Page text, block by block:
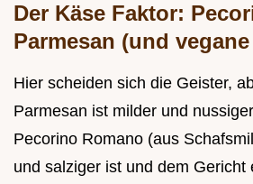
Der Käse Faktor:
Parmesan (und
Hier scheiden sich die Geister,
Parmesan ist milder und
Pecorino Romano (aus
und salziger ist und dem Gericht